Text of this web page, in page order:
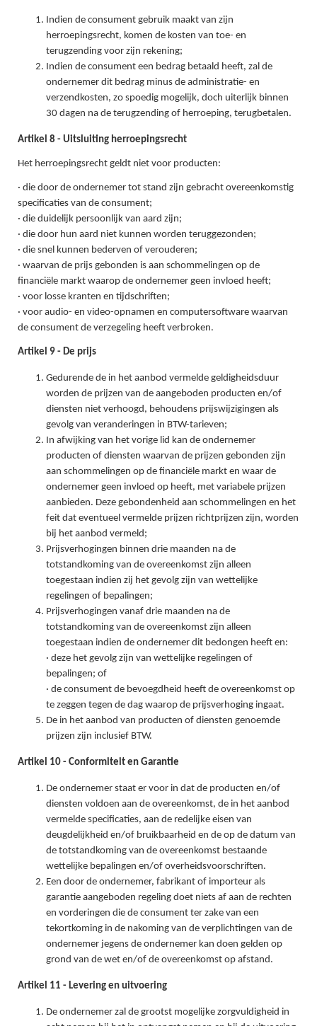
Indien de consument gebruik maakt van zijn
herroepingsrecht, komen de kosten van toe- en
terugzending voor zijn rekening;
Indien de consument een bedrag betaald heeft, zal de
ondernemer dit bedrag minus de administratie- en
verzendkosten, zo spoedig mogelijk, doch uiterlijk binnen
30 dagen na de terugzending of herroeping, terugbetalen.
Artikel 8 - Uitsluiting herroepingsrecht
Het herroepingsrecht geldt niet voor producten:
· die door de ondernemer tot stand zijn gebracht overeenkomstig
specificaties van de consument;
· die duidelijk persoonlijk van aard zijn;
· die door hun aard niet kunnen worden teruggezonden;
· die snel kunnen bederven of verouderen;
· waarvan de prijs gebonden is aan schommelingen op de
financiële markt waarop de ondernemer geen invloed heeft;
· voor losse kranten en tijdschriften;
· voor audio- en video-opnamen en computersoftware waarvan
de consument de verzegeling heeft verbroken.
Artikel 9 - De prijs
Gedurende de in het aanbod vermelde geldigheidsduur
worden de prijzen van de aangeboden producten en/of
diensten niet verhoogd, behoudens prijswijzigingen als
gevolg van veranderingen in BTW-tarieven;
In afwijking van het vorige lid kan de ondernemer
producten of diensten waarvan de prijzen gebonden zijn
aan schommelingen op de financiële markt en waar de
ondernemer geen invloed op heeft, met variabele prijzen
aanbieden. Deze gebondenheid aan schommelingen en het
feit dat eventueel vermelde prijzen richtprijzen zijn, worden
bij het aanbod vermeld;
Prijsverhogingen binnen drie maanden na de
totstandkoming van de overeenkomst zijn alleen
toegestaan indien zij het gevolg zijn van wettelijke
regelingen of bepalingen;
Prijsverhogingen vanaf drie maanden na de
totstandkoming van de overeenkomst zijn alleen
toegestaan indien de ondernemer dit bedongen heeft en:
· deze het gevolg zijn van wettelijke regelingen of
bepalingen; of
· de consument de bevoegdheid heeft de overeenkomst op
te zeggen tegen de dag waarop de prijsverhoging ingaat.
De in het aanbod van producten of diensten genoemde
prijzen zijn inclusief BTW.
Artikel 10 - Conformiteit en Garantie
De ondernemer staat er voor in dat de producten en/of
diensten voldoen aan de overeenkomst, de in het aanbod
vermelde specificaties, aan de redelijke eisen van
deugdelijkheid en/of bruikbaarheid en de op de datum van
de totstandkoming van de overeenkomst bestaande
wettelijke bepalingen en/of overheidsvoorschriften.
Een door de ondernemer, fabrikant of importeur als
garantie aangeboden regeling doet niets af aan de rechten
en vorderingen die de consument ter zake van een
tekortkoming in de nakoming van de verplichtingen van de
ondernemer jegens de ondernemer kan doen gelden op
grond van de wet en/of de overeenkomst op afstand.
Artikel 11 - Levering en uitvoering
De ondernemer zal de grootst mogelijke zorgvuldigheid in